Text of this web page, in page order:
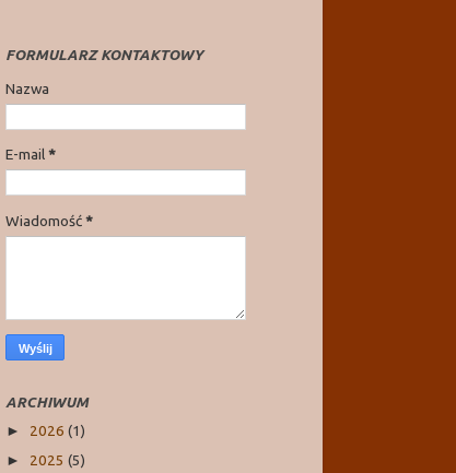
FORMULARZ KONTAKTOWY
Nazwa
E-mail*
Wiadomość*
ARCHIWUM
► 2026 (1)
► 2025 (5)